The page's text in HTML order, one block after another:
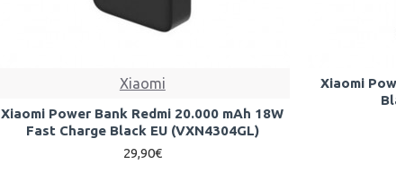
Xiaomi
Xiaomi Power Bank Redmi 20.000 mAh 18W
Fast Charge Black EU (VXN4304GL)
29,90€
Xiaomi